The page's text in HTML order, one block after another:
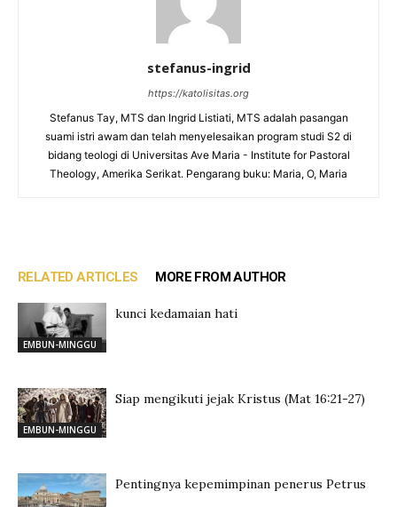
stefanus-ingrid
https://katolisitas.org
Stefanus Tay, MTS dan Ingrid Listiati, MTS adalah pasangan
suami istri awam dan telah menyelesaikan program studi S2 di
bidang teologi di Universitas Ave Maria - Institute for Pastoral
Theology, Amerika Serikat. Pengarang buku: Maria, O, Maria
RELATED ARTICLES MORE FROM AUTHOR
EMBUN-MINGGU
kunci kedamaian hati
EMBUN-MINGGU
Siap mengikuti jejak Kristus (Mat 16:21-27)
Pentingnya kepemimpinan penerus Petrus